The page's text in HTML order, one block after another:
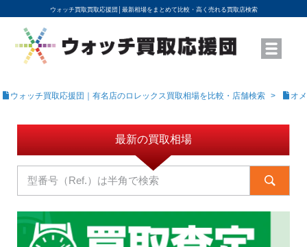
ウォッチ買取買取応援団│ 最新相場をまとめて比較・高く売れる買取店検索
YouTubeで動画を公開中
ROLEXモデル名から買取相場を調べる
高級時計ブランド名から買取相場を調べる
地域から買取店を探す
店舗名から買取店を探す
ブランド時計を高く売る方法
買取査定を依頼する
ウォッチ買取応援団｜有名店のロレックス買取相場を比較・店舗検索 オ
最新の買取相場